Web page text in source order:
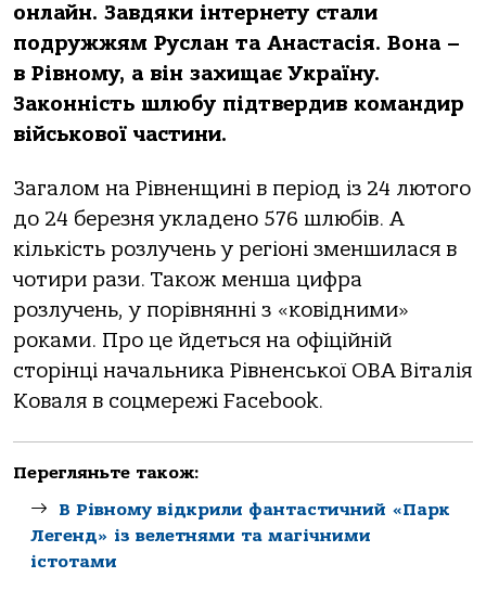
онлайн. Завдяки інтернету стали
подружжям Руслан та Анастасія. Вона –
в Рівному, а він захищає Україну.
Законність шлюбу підтвердив командир
військової частини.
Загалом на Рівненщині в період із 24 лютого
до 24 березня укладено 576 шлюбів. А
кількість розлучень у регіоні зменшилася в
чотири рази. Також менша цифра
розлучень, у порівнянні з «ковідними»
роками. Про це йдеться на офіційній
сторінці начальника Рівненської ОВА Віталія
Коваля в соцмережі Facebook.
Перегляньте також:
В Рівному відкрили фантастичний «Парк
Легенд» із велетнями та магічними
істотами